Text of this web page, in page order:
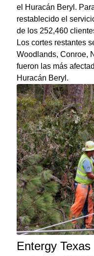
el Huracán Beryl.
restablecido el
de los 252,460
Los cortes restantes
Woodlands, Conroe,
fueron las más
Huracán Beryl.
Entergy